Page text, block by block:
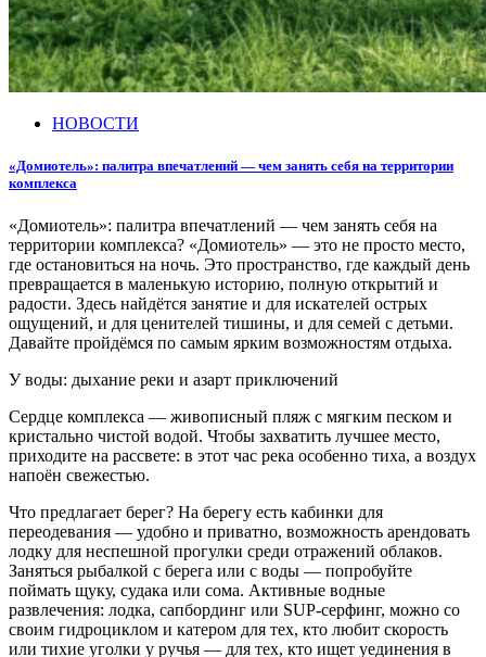
НОВОСТИ
«Домиотель»: палитра впечатлений — чем занять себя на территории
комплекса
«Домиотель»: палитра впечатлений — чем занять себя на
территории комплекса? «Домиотель» — это не просто место,
где остановиться на ночь. Это пространство, где каждый день
превращается в маленькую историю, полную открытий и
радости. Здесь найдётся занятие и для искателей острых
ощущений, и для ценителей тишины, и для семей с детьми.
Давайте пройдёмся по самым ярким возможностям отдыха.
У воды: дыхание реки и азарт приключений
Сердце комплекса — живописный пляж с мягким песком и
кристально чистой водой. Чтобы захватить лучшее место,
приходите на рассвете: в этот час река особенно тиха, а воздух
напоён свежестью.
Что предлагает берег? На берегу есть кабинки для
переодевания — удобно и приватно, возможность арендовать
лодку для неспешной прогулки среди отражений облаков.
Заняться рыбалкой с берега или с воды — попробуйте
поймать щуку, судака или сома. Активные водные
развлечения: лодка, сапбординг или SUP-серфинг, можно со
своим гидроциклом и катером для тех, кто любит скорость
или тихие уголки у ручья — для тех, кто ищет уединения в